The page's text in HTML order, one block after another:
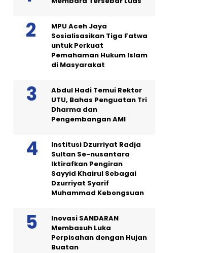
MPU Aceh Jaya
Sosialisasikan Tiga Fatwa
untuk Perkuat
Pemahaman Hukum Islam
di Masyarakat
Abdul Hadi Temui Rektor
UTU, Bahas Penguatan Tri
Dharma dan
Pengembangan AMI
Institusi Dzurriyat Radja
Sultan Se-nusantara
Iktirafkan Pengiran
Sayyid Khairul Sebagai
Dzurriyat Syarif
Muhammad Kebongsuan
Inovasi SANDARAN
Membasuh Luka
Perpisahan dengan Hujan
Buatan